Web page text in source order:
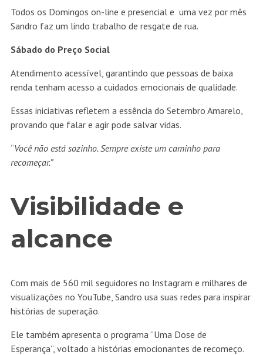
Todos os Domingos on-line e presencial e uma vez por mês
Sandro faz um lindo trabalho de resgate de rua.
Sábado do Preço Social
Atendimento acessível, garantindo que pessoas de baixa
renda tenham acesso a cuidados emocionais de qualidade.
Essas iniciativas refletem a essência do Setembro Amarelo,
provando que falar e agir pode salvar vidas.
“Você não está sozinho. Sempre existe um caminho para
recomeçar.”
Visibilidade e
alcance
Com mais de 560 mil seguidores no Instagram e milhares de
visualizações no YouTube, Sandro usa suas redes para inspirar
histórias de superação.
Ele também apresenta o programa “Uma Dose de
Esperança”, voltado a histórias emocionantes de recomeço.